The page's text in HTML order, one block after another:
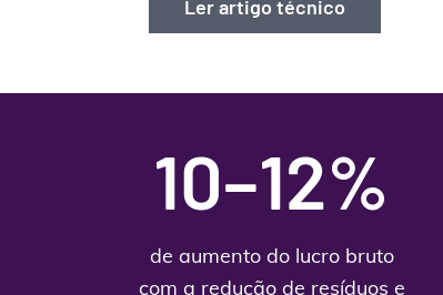
Ler artigo técnico
10–12%
de aumento do lucro bruto
com a redução de resíduos e